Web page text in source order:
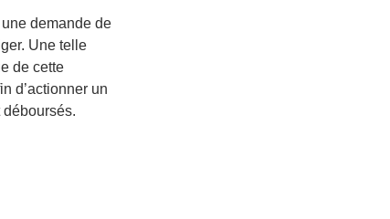
demande de
Une telle
de cette
d’actionner un